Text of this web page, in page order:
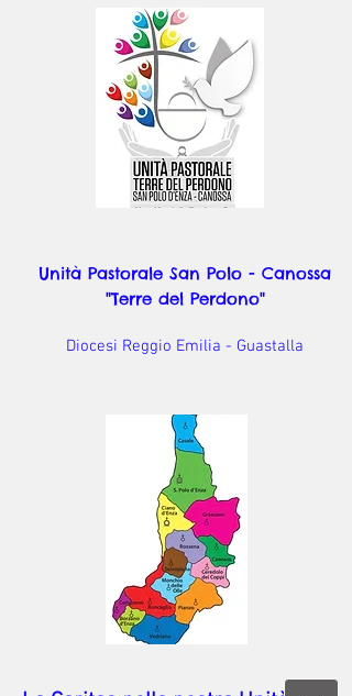
Unità Pastorale San Polo - Canossa
"Terre del Perdono"
Diocesi Reggio Emilia - Guastalla